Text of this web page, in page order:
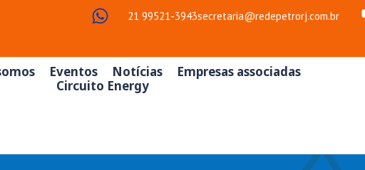
21 99521-3943secretaria@redepetrorj.com.br
Eventos Notícias
Empresas associadas
Circuito Energy